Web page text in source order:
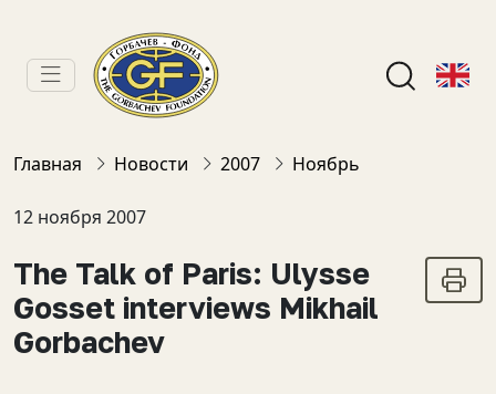
Главная Новости 2007 Ноябрь
12 ноября 2007
The Talk of Paris: Ulysse
Gosset interviews Mikhail
Gorbachev